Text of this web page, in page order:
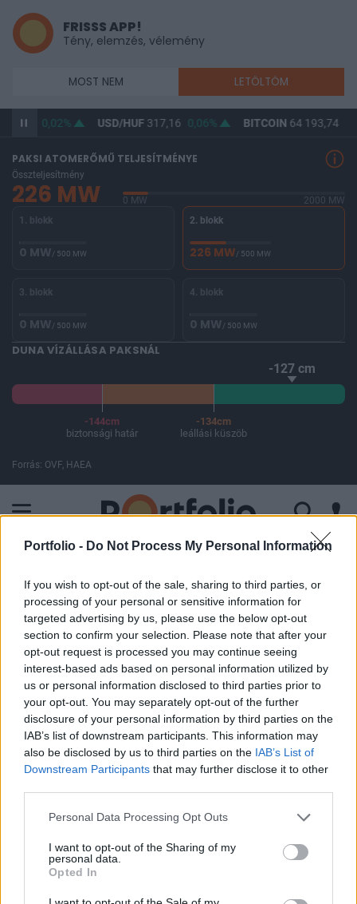
Portfolio - Do Not Process My Personal Information
If you wish to opt-out of the sale, sharing to third parties, or
processing of your personal or sensitive information for
targeted advertising by us, please use the below opt-out
section to confirm your selection. Please note that after your
opt-out request is processed you may continue seeing
interest-based ads based on personal information utilized by
us or personal information disclosed to third parties prior to
your opt-out. You may separately opt-out of the further
disclosure of your personal information by third parties on the
IAB’s list of downstream participants. This information may
also be disclosed by us to third parties on the IAB’s List of
Downstream Participants that may further disclose it to other
Personal Data Processing Opt Outs
I want to opt-out of the Sharing of my
personal data.
Opted In
FRISSS APP!
Tény, elemzés, vélemény
MOST NEM LETÖLTÖM
0,02% USD/HUF317,16 0,06% BITCOIN 64 193,74
PAKSI ATOMERŐMŰ TELJESÍTMÉNYE
Összteljesítmény
226 MW 0 MW
2000 MW
1. blokk
0 MW/ 500 MW
2. blokk
226 MW/ 500 MW
3. blokk
0 MW/ 500 MW
4. blokk
0 MW/ 500 MW
DUNA VÍZÁLLÁSA PAKSNÁL
-127 cm
-144cm
biztonsági határ
-134cm
leállási küszöb
Forrás: OVF, HAEA
ELŐFIZETŐI TARTALOM
Végre egy jó hír Kínából
Portfolio
2016. január 13. 07:07
A vártnál jóval kisebb mértékben csökkent a kínai
külkereskedelmi forgalom decemberben éves
összehasonlításban.
mérséklődött, az import 7,6 százalékkal esett vissza -
jelentette a kínai központi vámhivatal szerdán. A